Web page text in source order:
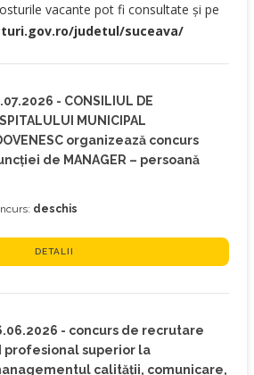
vacante pot fi consultate şi pe
judetul/suceava/
- CONSILIUL DE
MUNICIPAL
organizează concurs
de MANAGER – persoană
deschis
DETALII
- concurs de recrutare
profesional superior la
calității, comunicare,